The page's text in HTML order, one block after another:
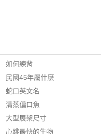
如何練背
民國45年屬什麼
蛇口英文名
清蒸偏口魚
大型展架尺寸
心跳最快的生物